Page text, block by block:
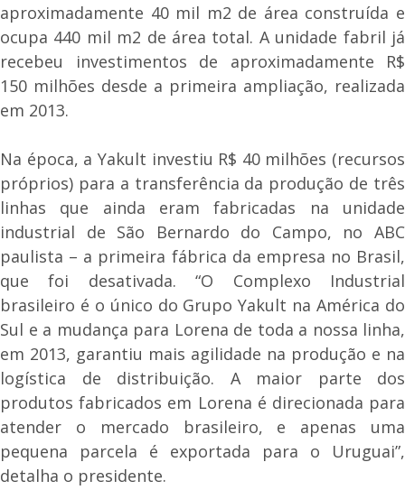
aproximadamente 40 mil m2 de área construída e
ocupa 440 mil m2 de área total. A unidade fabril já
recebeu investimentos de aproximadamente R$
150 milhões desde a primeira ampliação, realizada
em 2013.
Na época, a Yakult investiu R$ 40 milhões (recursos
próprios) para a transferência da produção de três
linhas que ainda eram fabricadas na unidade
industrial de São Bernardo do Campo, no ABC
paulista – a primeira fábrica da empresa no Brasil,
que foi desativada. “O Complexo Industrial
brasileiro é o único do Grupo Yakult na América do
Sul e a mudança para Lorena de toda a nossa linha,
em 2013, garantiu mais agilidade na produção e na
logística de distribuição. A maior parte dos
produtos fabricados em Lorena é direcionada para
atender o mercado brasileiro, e apenas uma
pequena parcela é exportada para o Uruguai”,
detalha o presidente.